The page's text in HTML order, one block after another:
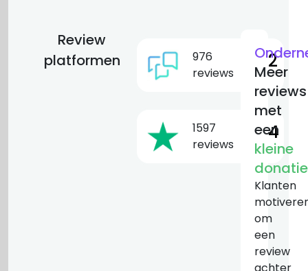
Review
platformen
976
reviews
9.2
1597
reviews
6.4
Meer
reviews
met
een
kleine
donatie
Klanten
om
een
review